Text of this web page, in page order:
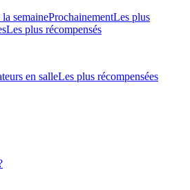
la semaineProchainementLes plus
Les plus récompensés
en salleLes plus récompensées